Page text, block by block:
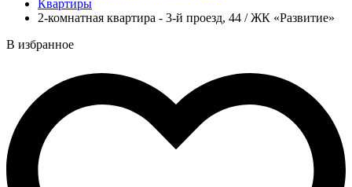
Квартиры
2-комнатная квартира - 3-й проезд, 44 / ЖК «Развитие»
В избранное